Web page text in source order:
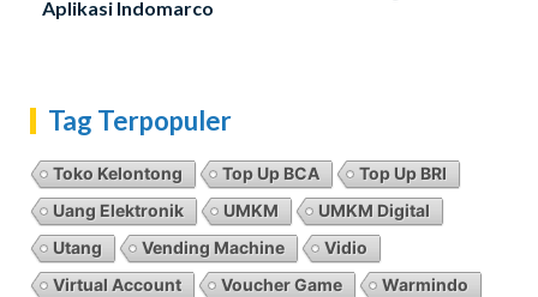
Aplikasi Indomarco
Tag Terpopuler
Toko Kelontong Top Up BCA
Top Up BRI
Uang Elektronik
UMKM
UMKM Digital
Utang
Vending Machine
Vidio
Virtual Account
Voucher Game
Warmindo